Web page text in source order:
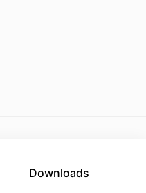
Downloads